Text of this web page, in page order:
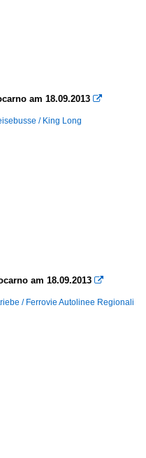
am 18.09.2013 
/ King Long
am 18.09.2013 
/ Ferrovie Autolinee Regionali